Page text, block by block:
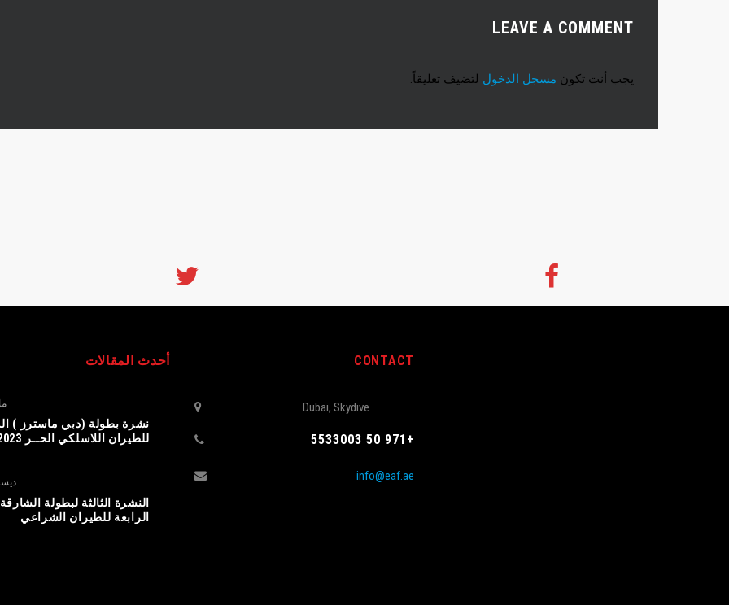
LEAVE A COMMENT
يجب أنت تكون مسجل الدخول لتضيف تعليقاً.
أحدث المقالات
نشرة بطولة (دبي ماسترز )
للطيران اللاسلكي الحــر 2023
النشرة الثالثة لبطولة
الرابعة للطيران الشراعي
CONTACT
Dubai, Skydive
+971 50 5533003
info@eaf.ae